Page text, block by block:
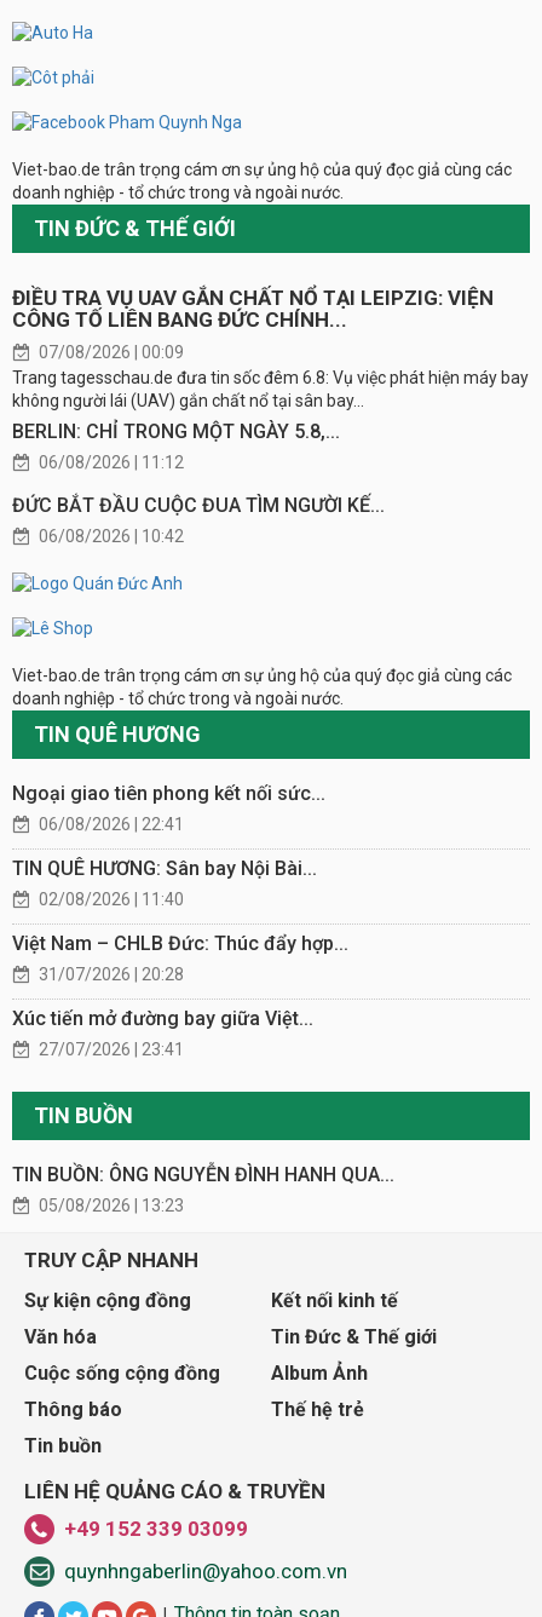
Viet-bao.de trân trọng cám ơn sự ủng hộ của quý đọc giả cùng các
doanh nghiệp - tổ chức trong và ngoài nước.
TIN ĐỨC & THẾ GIỚI
ĐIỀU TRA VỤ UAV GẮN CHẤT NỔ TẠI LEIPZIG: VIỆN
CÔNG TỐ LIÊN BANG ĐỨC CHÍNH...
07/08/2026 | 00:09
Trang tagesschau.de đưa tin sốc đêm 6.8: Vụ việc phát hiện máy bay
không người lái (UAV) gắn chất nổ tại sân bay...
BERLIN: CHỈ TRONG MỘT NGÀY 5.8,...
06/08/2026 | 11:12
ĐỨC BẮT ĐẦU CUỘC ĐUA TÌM NGƯỜI KẾ...
06/08/2026 | 10:42
Viet-bao.de trân trọng cám ơn sự ủng hộ của quý đọc giả cùng các
doanh nghiệp - tổ chức trong và ngoài nước.
TIN QUÊ HƯƠNG
Ngoại giao tiên phong kết nối sức...
06/08/2026 | 22:41
TIN QUÊ HƯƠNG: Sân bay Nội Bài...
02/08/2026 | 11:40
Việt Nam – CHLB Đức: Thúc đẩy hợp...
31/07/2026 | 20:28
Xúc tiến mở đường bay giữa Việt...
27/07/2026 | 23:41
TIN BUỒN
TIN BUỒN: ÔNG NGUYỄN ĐÌNH HANH QUA...
05/08/2026 | 13:23
TRUY CẬP NHANH
Sự kiện cộng đồng
Kết nối kinh tế
Văn hóa
Tin Đức & Thế giới
Cuộc sống cộng đồng
Album Ảnh
Thông báo
Thế hệ trẻ
Tin buồn
LIÊN HỆ QUẢNG CÁO & TRUYỀN
+49 152 339 03099
quynhngaberlin@yahoo.com.vn